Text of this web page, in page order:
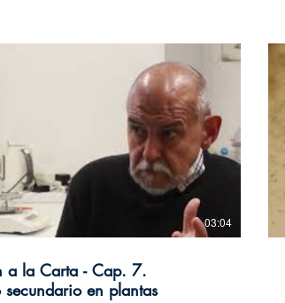
utilidad tienen? las respuestas a estas
encontrar en este relato. Este video
ciclo de entrevistas a las que llamamos
la carta”. En pocos minutos distintas
Investiga uy exponen su área de
invitan a degustar parte de sus
motivaciones para hacerlo. #investigacionalacarta
03:04
a la Carta - Cap. 7.
secundario en plantas